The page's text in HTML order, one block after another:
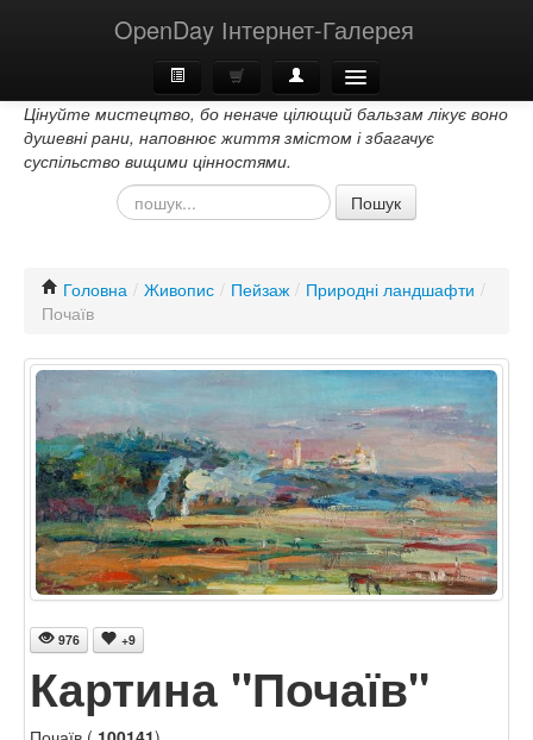
OpenDay Інтернет-Галерея
Головна
Про Нас
Цінуйте мистецтво, бо неначе цілющий бальзам лікує воно
душевні рани, наповнює життя змістом і збагачує
суспільство вищими цінностями.
Пошук
Головна / Живопис / Пейзаж / Природні ландшафти /
Почаїв
976 +9
Картина "Почаїв"